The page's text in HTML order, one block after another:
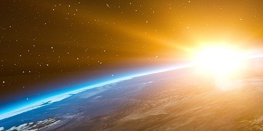
Parlons maintenant du Hezbollah qui a joué
situation dans les années 2015/2018
rappeler la terrible guerre aérienne que
Hezbollah en particulier et à la Syrie dans un
maîtrise totale et absolue de l’espace
opérations meurtrières des bippers et des
bientôt suivies par une série d’attentats et
Damas et à Téhéran…